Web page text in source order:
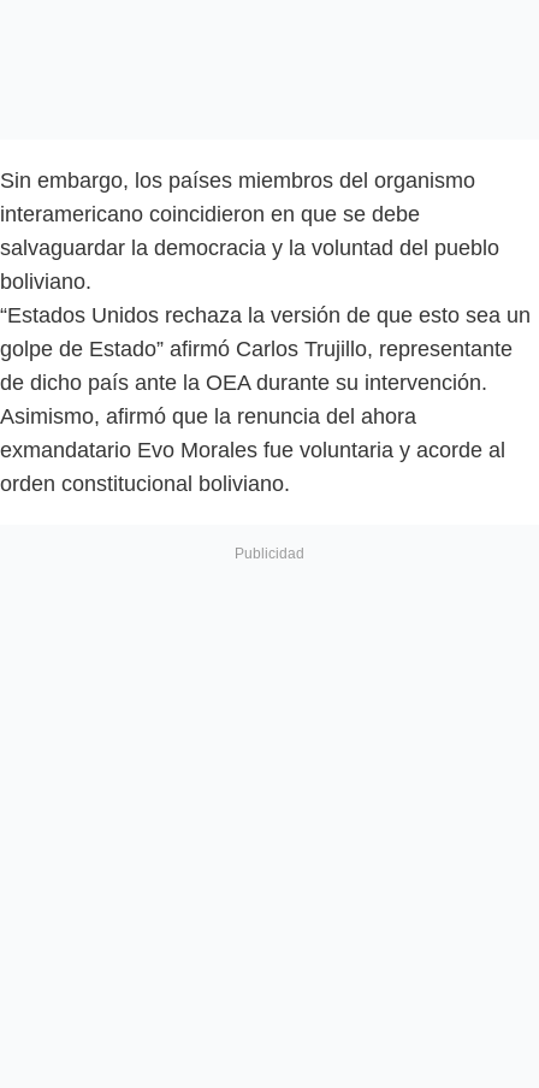
Sin embargo, los países miembros del organismo
interamericano coincidieron en que se debe
salvaguardar la democracia y la voluntad del pueblo
boliviano.
“Estados Unidos rechaza la versión de que esto sea un
golpe de Estado” afirmó Carlos Trujillo, representante
de dicho país ante la OEA durante su intervención.
Asimismo, afirmó que la renuncia del ahora
exmandatario Evo Morales fue voluntaria y acorde al
orden constitucional boliviano.